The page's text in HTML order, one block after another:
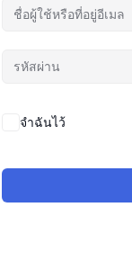
จำฉันไว้